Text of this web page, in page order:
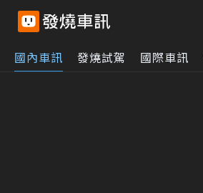
國內車訊 發燒試駕 國際車訊